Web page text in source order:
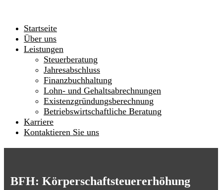
Startseite
Über uns
Leistungen
Steuerberatung
Jahresabschluss
Finanzbuchhaltung
Lohn- und Gehaltsabrechnungen
Existenzgründungsberechnung
Betriebswirtschaftliche Beratung
Karriere
Kontaktieren Sie uns
BFH: Körperschaftsteuererhöhung